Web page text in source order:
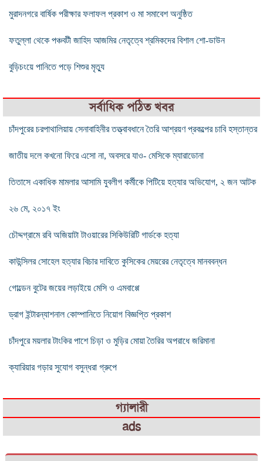
মুরাদনগরে বার্ষিক পরীক্ষার ফলাফল প্রকাশ ও মা সমাবেশ অনুষ্ঠিত
ফতুল্লা থেকে পঞ্চবটী জাহিদ আজমির নেতৃত্বে শ্রমিকদের বিশাল শো-ডাউন
বুড়িচংয়ে পানিতে পড়ে শিশুর মৃত্যু
সর্বাধিক পঠিত খবর
চাঁদপুরের চরপাথালিয়ায় সেনাবাহিনীর তত্ত্বাবধানে তৈরি আশ্রয়ণ প্রকল্পের চাবি হস্তান্তর
জাতীয় দলে কখনো ফিরে এসো না, অবসরে যাও- মেসিকে ম্যারাডোনা
তিতাসে একাধিক মামলার আসামি যুবলীগ কর্মীকে পিটিয়ে হত্যার অভিযোগ, ২ জন আটক
২৬ মে, ২০১৭ ইং
চৌদ্দগ্রামে রবি অজিয়াটা টাওয়ারের সিকিউরিটি গার্ডকে হত্যা
কাউন্সিলর সোহেল হত্যার বিচার দাবিতে কুসিকের মেয়রের নেতৃত্বে মানববন্ধন
গোল্ডেন বুটের জয়ের লড়াইয়ে মেসি ও এমবাপ্পে
ড্রাগ ইন্টারন্যাশনাল কোম্পানিতে নিয়োগ বিজ্ঞপ্তি প্রকাশ
চাঁদপুরে ময়লার টাংকির পাশে চিড়া ও মুড়ির মোয়া তৈরির অপরাধে জরিমানা
ক্যারিয়ার গড়ার সুযোগ বসুন্ধরা গ্রুপে
গ্যালারী
ads